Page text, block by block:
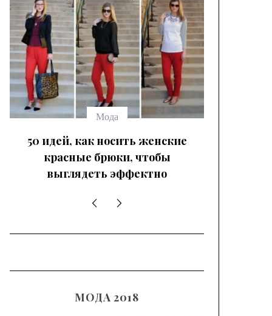
Мода
50 идей, как носить женские
красные брюки, чтобы
выглядеть эффектно
МОДА 2018